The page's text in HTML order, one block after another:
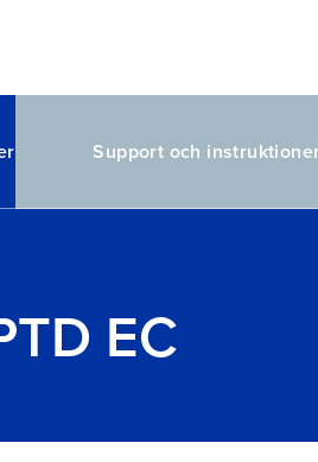
Support och
EC